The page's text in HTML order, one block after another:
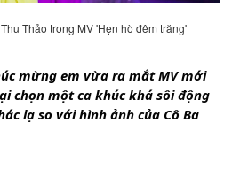
Thảo trong MV 'Hẹn hò đêm trăng'
mừng em vừa ra mắt MV mới
chọn một ca khúc khá sôi động
lạ so với hình ảnh của Cô Ba